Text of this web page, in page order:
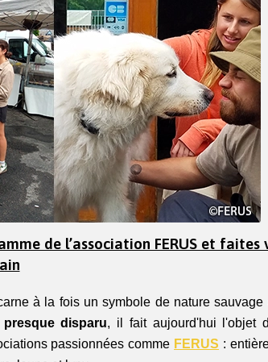
de l’association FERUS et faites
à la fois un symbole de nature
disparu, il fait aujourd'hui l'objet
passionnées comme FERUS :